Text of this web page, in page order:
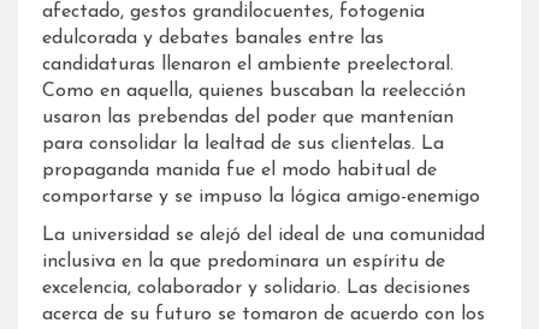
afectado, gestos grandilocuentes, fotogenia
edulcorada y debates banales entre las
candidaturas llenaron el ambiente preelectoral.
Como en aquella, quienes buscaban la reelección
usaron las prebendas del poder que mantenían
para consolidar la lealtad de sus clientelas. La
propaganda manida fue el modo habitual de
comportarse y se impuso la lógica amigo-enemigo
La universidad se alejó del ideal de una comunidad
inclusiva en la que predominara un espíritu de
excelencia, colaborador y solidario. Las decisiones
acerca de su futuro se tomaron de acuerdo con los